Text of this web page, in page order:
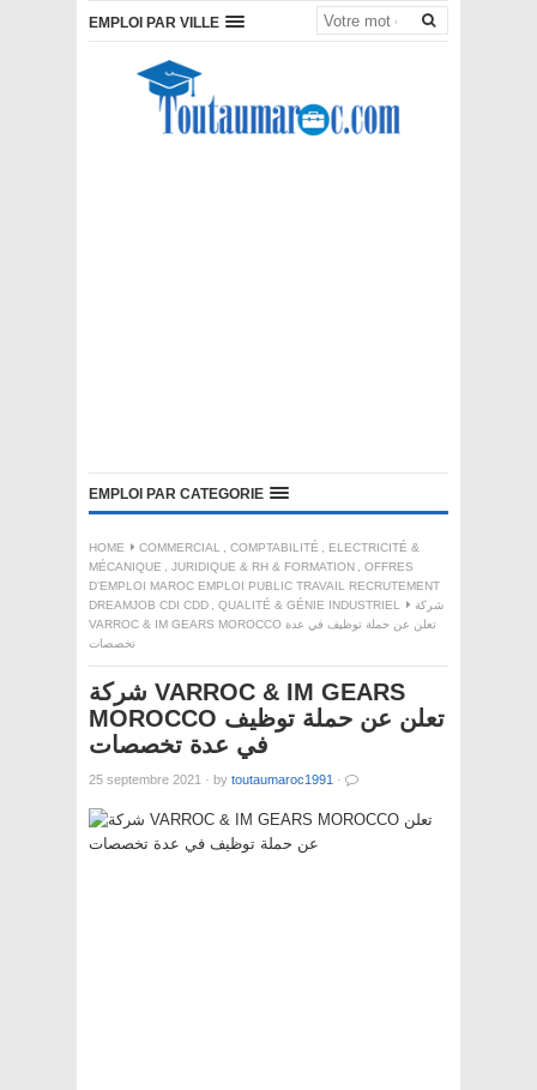
EMPLOI PAR VILLE
EMPLOI PAR CATEGORIE
HOME COMMERCIAL , COMPTABILITÉ , ELECTRICITÉ &
MÉCANIQUE , JURIDIQUE & RH & FORMATION , OFFRES
D'EMPLOI MAROC EMPLOI PUBLIC TRAVAIL RECRUTEMENT
DREAMJOB CDI CDD , QUALITÉ & GÉNIE INDUSTRIEL
شركة
VARROC & IM GEARS MOROCCO تعلن عن حملة توظيف في عدة
تخصصات
شركة VARROC & IM GEARS
MOROCCO تعلن عن حملة توظيف
في عدة تخصصات
25 septembre 2021 · by toutaumaroc1991 ·